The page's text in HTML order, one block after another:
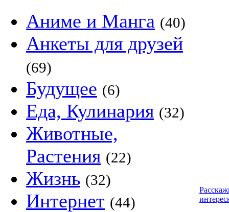
Аниме и Манга (40)
Анкеты для друзей
(69)
Будущее (6)
Еда, Кулинария (32)
Животные,
Растения (22)
Жизнь (32)
Интернет (44)